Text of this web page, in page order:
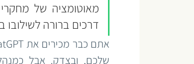
דרכים ברורה לשילובו